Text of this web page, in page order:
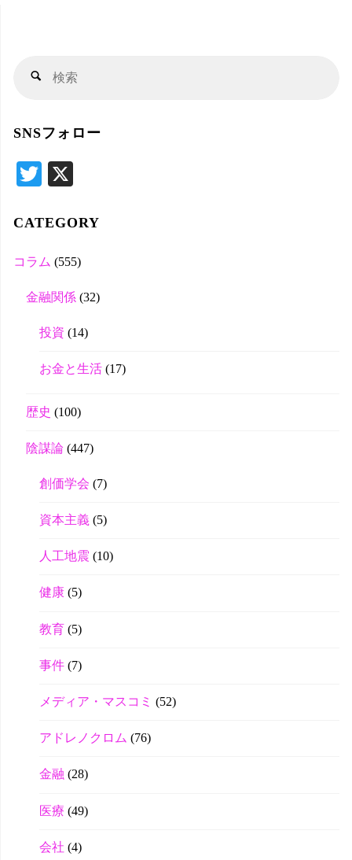
検
SNSフォロー
T
tte
CATEGORY
コラム (555)
金融関係 (32)
投資 (14)
お金と生活(17)
歴史 (100)
陰謀論 (447)
創価学会 (7)
資本主義(5)
人工地震 (10)
健康(5)
教育(5)
事件(7)
メディア・マスコミ (52)
アドレノクロム (76)
金融 (28)
医療 (49)
会社 (4)